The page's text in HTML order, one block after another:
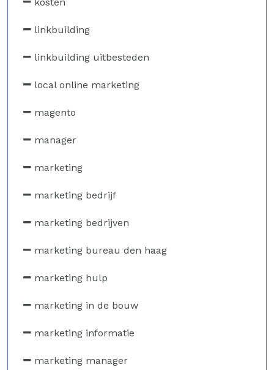
linkbuilding
linkbuilding uitbesteden
local online marketing
magento
manager
marketing
marketing bedrijf
marketing bedrijven
marketing bureau den haag
marketing hulp
marketing in de bouw
marketing informatie
marketing manager